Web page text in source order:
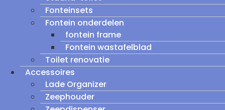
Fonteinsets
Fontein onderdelen
fontein frame
Fontein wastafelblad
Toilet renovatie
Accessoires
Lade Organizer
Zeephouder